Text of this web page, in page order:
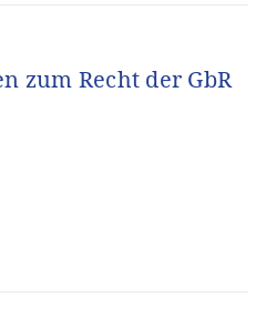
zum Recht der GbR